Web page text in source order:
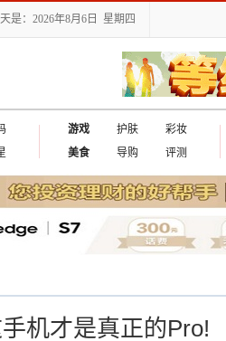
是：2026年8月6日 星期四
游戏 护肤
彩妆
美食
导购 评测
机才是真正的Pro!